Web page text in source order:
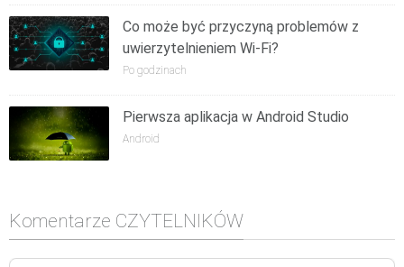
Co może być przyczyną problemów z
uwierzytelnieniem Wi-Fi?
Po godzinach
Pierwsza aplikacja w Android Studio
Android
Komentarze CZYTELNIKÓW